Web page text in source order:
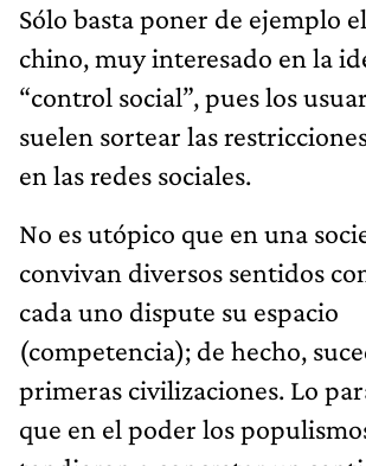
Sólo basta poner de ejemplo
chino, muy interesado en la
“control social”, pues los
suelen sortear las
en las redes sociales.
No es utópico que en una
convivan diversos sentidos
cada uno dispute su espacio
(competencia); de hecho,
primeras civilizaciones. Lo
que en el poder los